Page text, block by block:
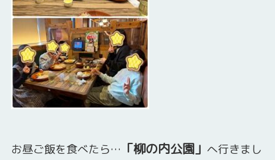
お昼ご飯を食べたら… 「柳の内公園」 へ行きまし